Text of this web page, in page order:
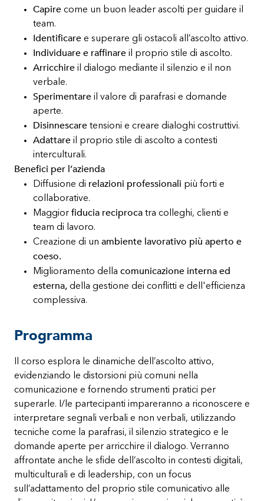
Capire come un buon leader ascolti per guidare il
team.
Identificare e superare gli ostacoli all’ascolto attivo.
Individuare e raffinare il proprio stile di ascolto.
Arricchire il dialogo mediante il silenzio e il non
verbale.
Sperimentare il valore di parafrasi e domande
aperte.
Disinnescare tensioni e creare dialoghi costruttivi.
Adattare il proprio stile di ascolto a contesti
interculturali.
Benefici per l’azienda
Diffusione di relazioni professionali più forti e
collaborative.
Maggior fiducia reciproca tra colleghi, clienti e
team di lavoro.
Creazione di un ambiente lavorativo più aperto e
coeso.
Miglioramento della comunicazione interna ed
esterna, della gestione dei conflitti e dell'efficienza
complessiva.
Programma
Il corso esplora le dinamiche dell’ascolto attivo,
evidenziando le distorsioni più comuni nella
comunicazione e fornendo strumenti pratici per
superarle. I/le partecipanti impareranno a riconoscere e
interpretare segnali verbali e non verbali, utilizzando
tecniche come la parafrasi, il silenzio strategico e le
domande aperte per arricchire il dialogo. Verranno
affrontate anche le sfide dell’ascolto in contesti digitali,
multiculturali e di leadership, con un focus
sull’adattamento del proprio stile comunicativo alle